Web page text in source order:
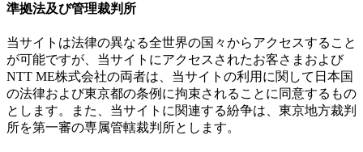
準拠法及び管理裁判所
当サイトは法律の異なる全世界の国々からアクセスすること
が可能ですが、当サイトにアクセスされたお客さまおよび
NTT ME株式会社の両者は、当サイトの利用に関して日本国
の法律および東京都の条例に拘束されることに同意するもの
とします。また、当サイトに関連する紛争は、東京地方裁判
所を第一審の専属管轄裁判所とします。